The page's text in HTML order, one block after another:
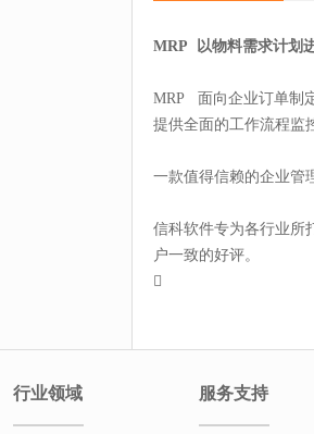
MRP 以物料需求计划
MRP 面向企业订单制
提供全面的工作流程监
一款值得信赖的企业管
信科软件专为各行业所
户一致的好评。

行业领域 服务支持